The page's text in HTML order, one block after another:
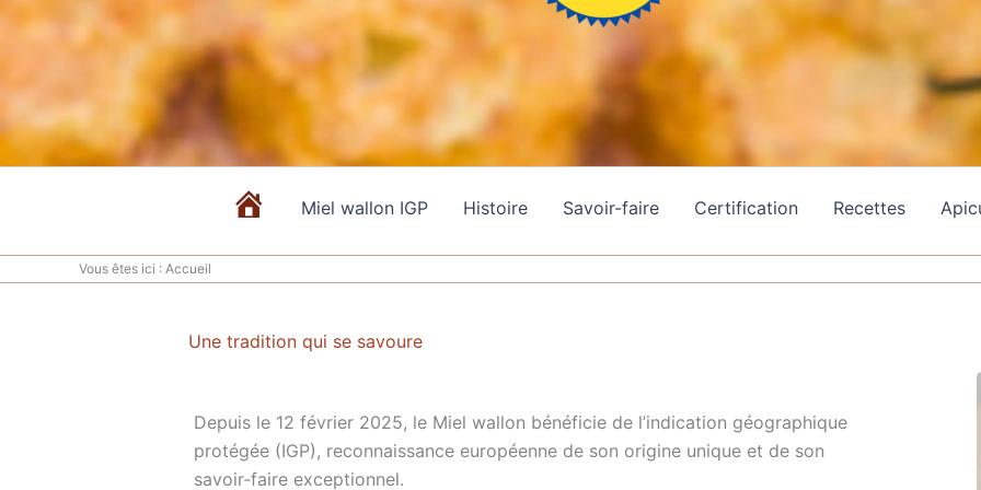
A
c
e
Miel wallon IGP Histoire Savoir-faire Certification Recettes
Vous êtes ici : Accueil
Une tradition qui se savoure
Depuis le 12 février 2025, le Miel wallon bénéficie de l’indication géographique
protégée (IGP), reconnaissance européenne de son origine unique et de son
savoir‑faire exceptionnel.